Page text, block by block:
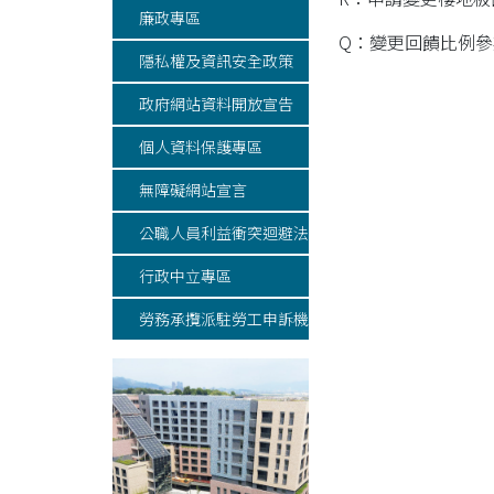
廉政專區
隱私權及資訊安全政策
政府網站資料開放宣告
個人資料保護專區
無障礙網站宣言
公職人員利益衝突迴避法專區
行政中立專區
勞務承攬派駐勞工申訴機制專區
Q：變更回饋比例